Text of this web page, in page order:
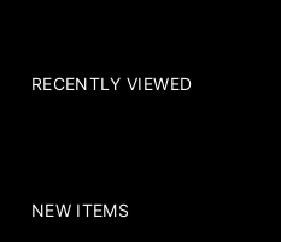
RECENTLY VIEWED
NEW ITEMS